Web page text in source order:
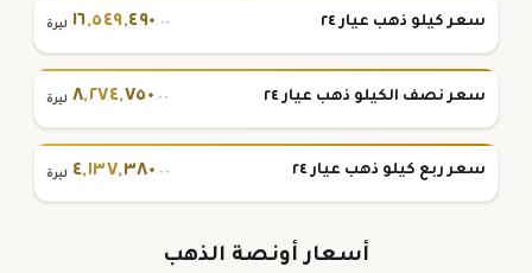
سعر كيلو ذهب عيار ٢٤ ١٦,٥٤٩,٤٩٠.٠٠ ليرة
سعر نصف الكيلو ذهب عيار ٢٤ ٨,٢٧٤,٧٥٠.٠٠ ليرة
سعر ربع كيلو ذهب عيار ٢٤ ٤,١٣٧,٣٨٠.٠٠ ليرة
أسعار أونصة الذهب